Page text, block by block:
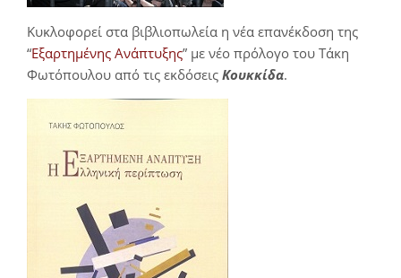
Κυκλοφορεί στα βιβλιοπωλεία η νέα επανέκδοση της
“Εξαρτημένης Ανάπτυξης” με νέο πρόλογο του Τάκη
Φωτόπουλου από τις εκδόσεις Κουκκίδα.